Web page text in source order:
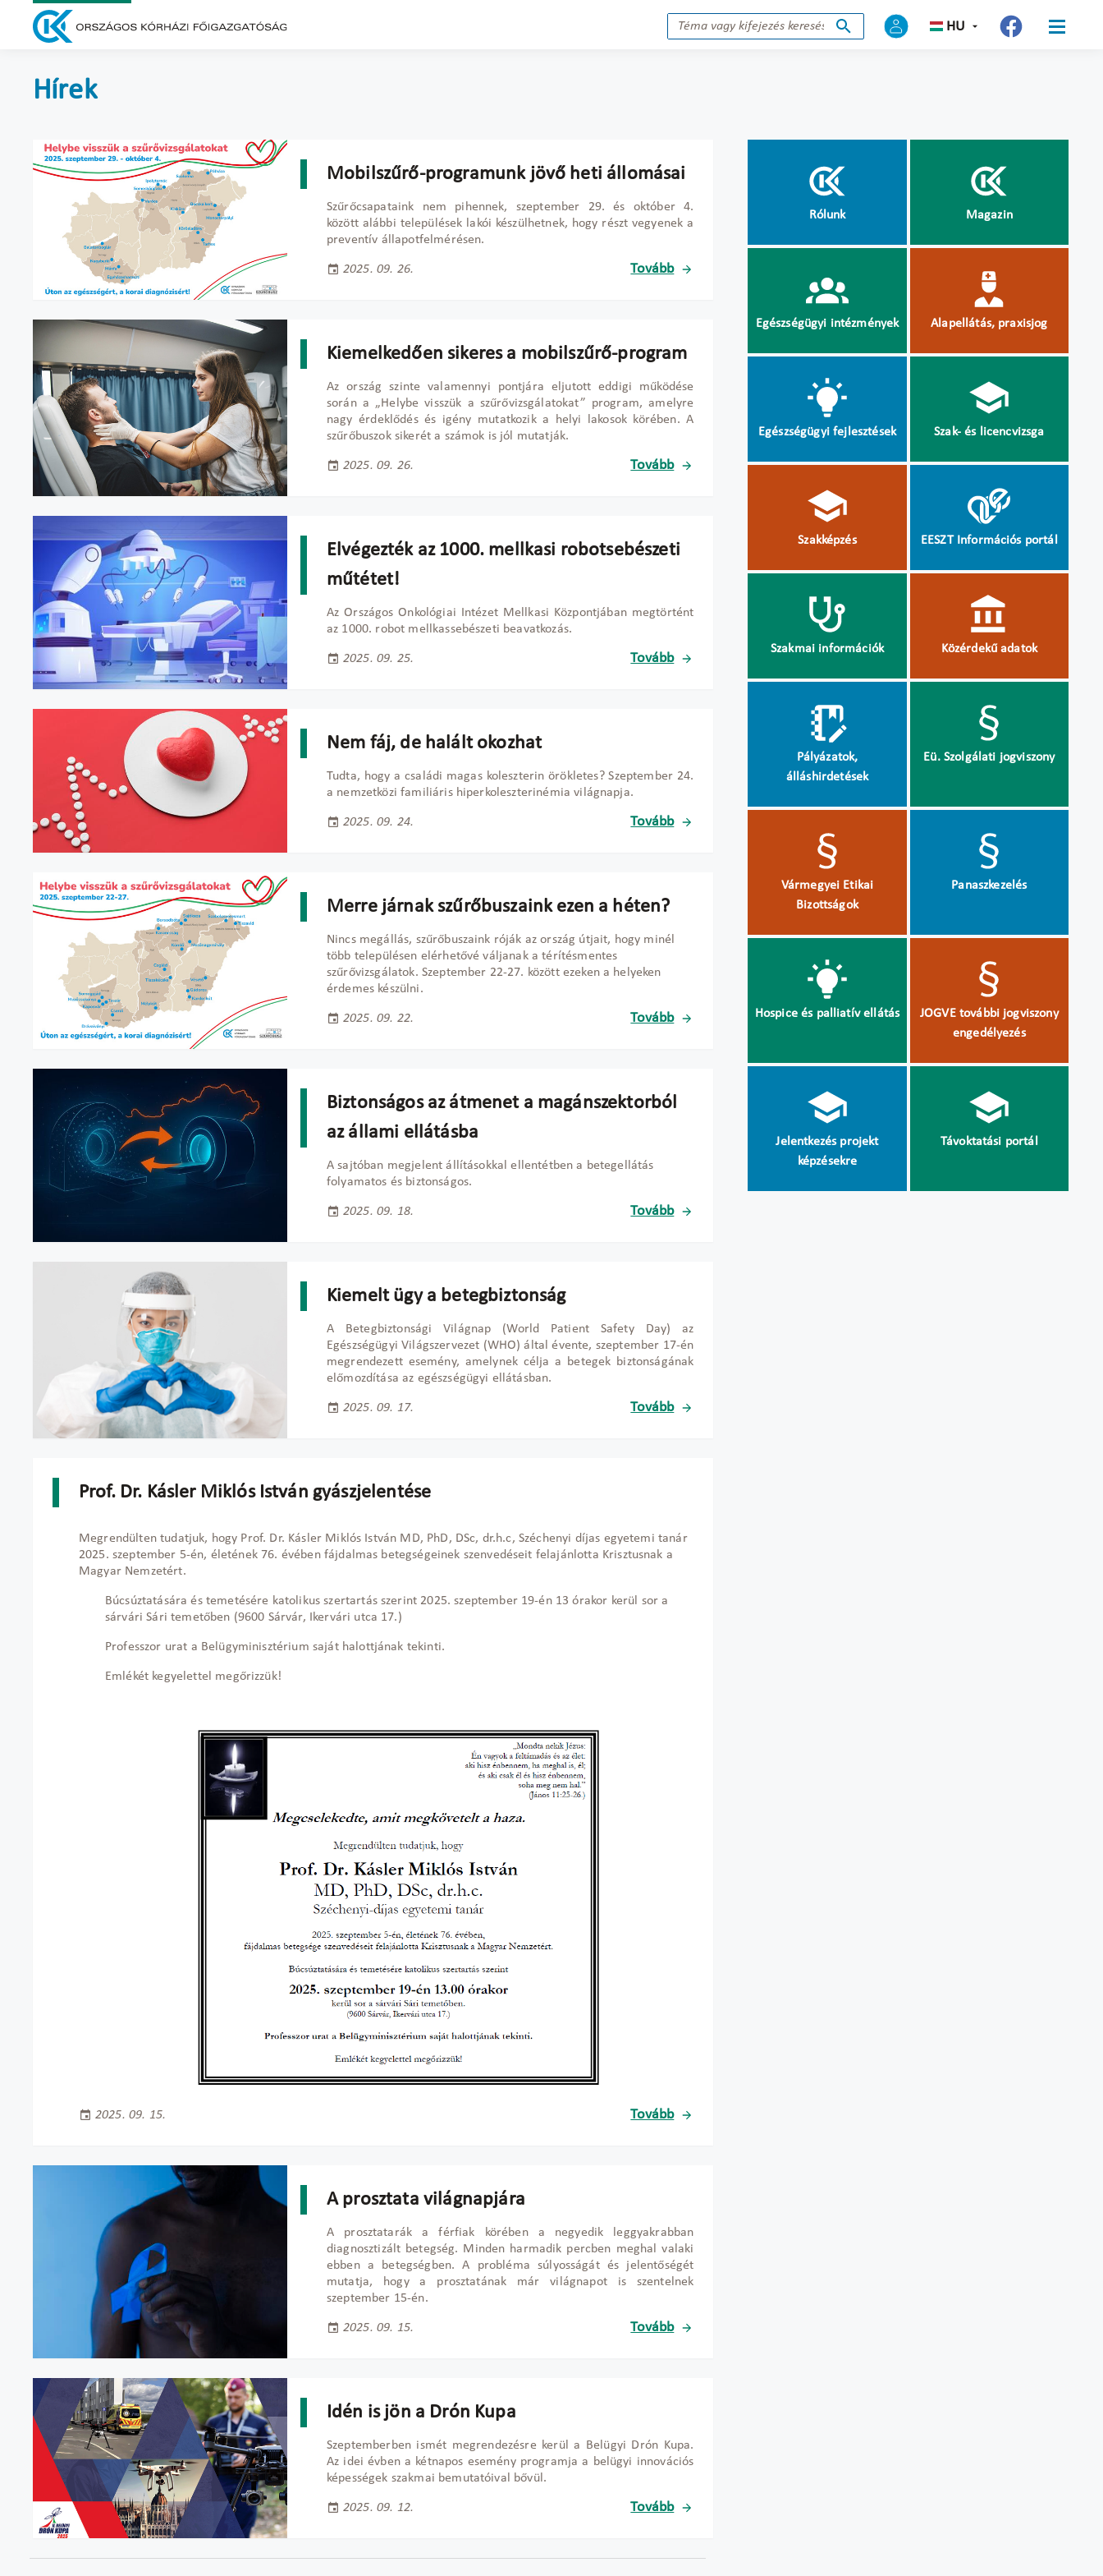
HU
Hírek
Mobilszűrő-programunk jövő heti állomásai
Szűrőcsapataink nem pihennek, szeptember 29. és október 4.
között alábbi települések lakói készülhetnek, hogy részt vegyenek a
preventív állapotfelmérésen.
2025. 09. 26. Tovább
Kiemelkedően sikeres a mobilszűrő-program
Az ország szinte valamennyi pontjára eljutott eddigi működése
során a „Helybe visszük a szűrővizsgálatokat” program, amelyre
nagy érdeklődés és igény mutatkozik a helyi lakosok körében. A
szűrőbuszok sikerét a számok is jól mutatják.
2025. 09. 26. Tovább
Elvégezték az 1000. mellkasi robotsebészeti
műtétet!
Az Országos Onkológiai Intézet Mellkasi Központjában megtörtént
az 1000. robot mellkassebészeti beavatkozás.
2025. 09. 25. Tovább
Nem fáj, de halált okozhat
Tudta, hogy a családi magas koleszterin örökletes? Szeptember 24.
a nemzetközi familiáris hiperkoleszterinémia világnapja.
2025. 09. 24. Tovább
Merre járnak szűrőbuszaink ezen a héten?
Nincs megállás, szűrőbuszaink róják az ország útjait, hogy minél
több településen elérhetővé váljanak a térítésmentes
szűrővizsgálatok. Szeptember 22-27. között ezeken a helyeken
érdemes készülni.
2025. 09. 22. Tovább
Biztonságos az átmenet a magánszektorból
az állami ellátásba
A sajtóban megjelent állításokkal ellentétben a betegellátás
folyamatos és biztonságos.
2025. 09. 18. Tovább
Kiemelt ügy a betegbiztonság
A Betegbiztonsági Világnap (World Patient Safety Day) az
Egészségügyi Világszervezet (WHO) által évente, szeptember 17-én
megrendezett esemény, amelynek célja a betegek biztonságának
előmozdítása az egészségügyi ellátásban.
2025. 09. 17. Tovább
Prof. Dr. Kásler Miklós István gyászjelentése
Megrendülten tudatjuk, hogy Prof. Dr. Kásler Miklós István MD, PhD, DSc, dr.h.c, Széchenyi díjas egyetemi tanár
2025. szeptember 5-én, életének 76. évében fájdalmas betegségeinek szenvedéseit felajánlotta Krisztusnak a
Magyar Nemzetért.
Búcsúztatására és temetésére katolikus szertartás szerint 2025. szeptember 19-én 13 órakor kerül sor a
sárvári Sári temetőben (9600 Sárvár, Ikervári utca 17.)
Professzor urat a Belügyminisztérium saját halottjának tekinti.
Emlékét kegyelettel megőrizzük!
2025. 09. 15. Tovább
A prosztata világnapjára
A prosztatarák a férfiak körében a negyedik leggyakrabban
diagnosztizált betegség. Minden harmadik percben meghal valaki
ebben a betegségben. A probléma súlyosságát és jelentőségét
mutatja, hogy a prosztatának már világnapot is szentelnek
szeptember 15-én.
2025. 09. 15. Tovább
Idén is jön a Drón Kupa
Szeptemberben ismét megrendezésre kerül a Belügyi Drón Kupa.
Az idei évben a kétnapos esemény programja a belügyi innovációs
képességek szakmai bemutatóival bővül.
2025. 09. 12. Tovább
Rólunk Magazin
Egészségügyi intézmények Alapellátás, praxisjog
Egészségügyi fejlesztések Szak- és licencvizsga
Szakképzés EESZT Információs portál
Szakmai információk Közérdekű adatok
Pályázatok,
álláshirdetések
Eü. Szolgálati jogviszony
Vármegyei Etikai
Bizottságok
Panaszkezelés
Hospice és palliatív ellátás
JOGVE további jogviszony
engedélyezés
Jelentkezés projekt
képzésekre
Távoktatási portál